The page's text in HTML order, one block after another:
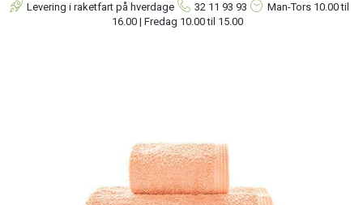
Levering i raketfart på hverdage 32 11 93 93 Man-Tors 10.00 til
16.00 | Fredag 10.00 til 15.00